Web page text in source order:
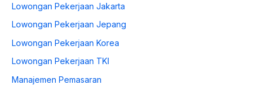
Lowongan Pekerjaan Jakarta
Lowongan Pekerjaan Jepang
Lowongan Pekerjaan Korea
Lowongan Pekerjaan TKI
Manajemen Pemasaran